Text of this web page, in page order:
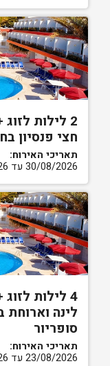
חצי פנסיון
תאריכי האירוח:
30/08/2026 עד 02/09/2026
לינה וארוחת
סופריור
תאריכי האירוח:
23/08/2026 עד 27/08/2026